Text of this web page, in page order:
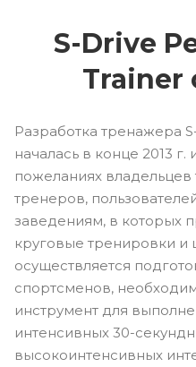
S-Drive
Trainer
Разработка тренажера
началась в конце 2013 г.
пожеланиях
тренеров,
заведениям, в которых
круговые тренировки и
осуществляется
спортсменов,
инструмент для
интенсивных 30-
высокоинтенсивных